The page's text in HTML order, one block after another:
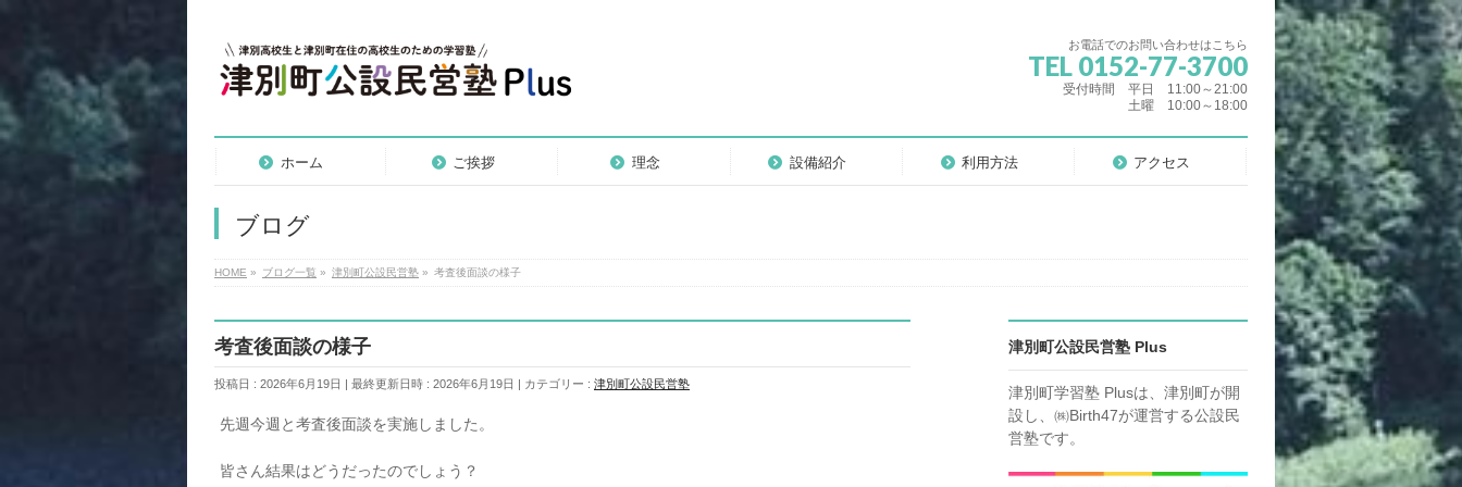
お電話でのお問い合わせはこちら
TEL 0152-77-3700
受付時間 平日 11:00～21:00
土曜 10:00～18:00
ホーム ご挨拶 理念 設備紹介 利用方法 アクセス
ブログ
HOME » ブログ一覧 » 津別町公設民営塾 » 考査後面談の様子
考査後面談の様子
投稿日 : 2026年6月19日 最終更新日時 : 2026年6月19日 カテゴリー : 津別町公設民営塾
先週今週と考査後面談を実施しました。
皆さん結果はどうだったのでしょう？
津別町公設民営塾 Plus
津別町学習塾 Plusは、津別町が開
設し、㈱Birth47が運営する公設民
営塾です。